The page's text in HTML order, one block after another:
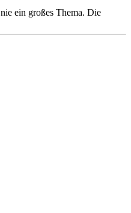
ein großes Thema. Die